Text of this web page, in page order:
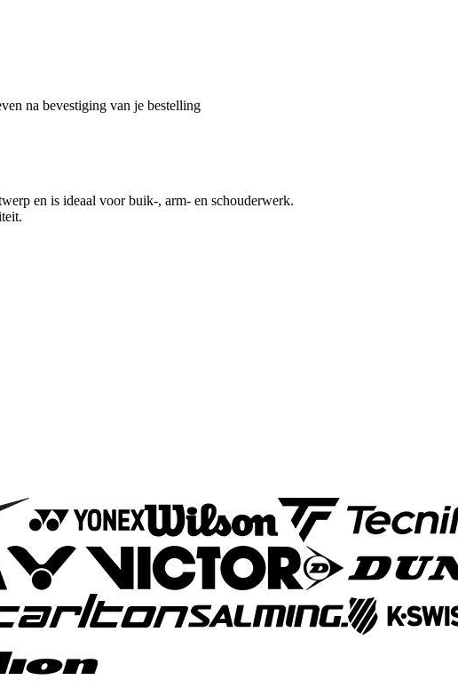
na bevestiging van je bestelling
en is ideaal voor buik-, arm- en schouderwerk.